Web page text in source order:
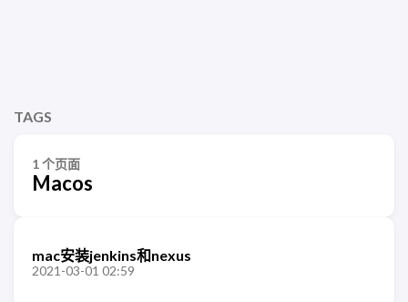
TAGS
1 个页面
Macos
mac安装jenkins和nexus
2021-03-01 02:59